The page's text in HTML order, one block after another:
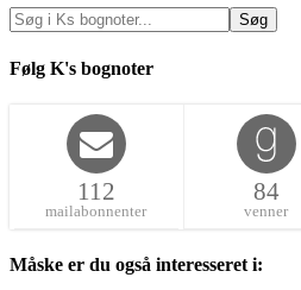
Følg K's bognoter
112
mailabonnenter
84
venner
Måske er du også interesseret i: